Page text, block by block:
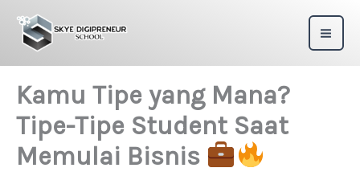
content
Kamu Tipe yang Mana?
Tipe-Tipe Student Saat
Memulai Bisnis